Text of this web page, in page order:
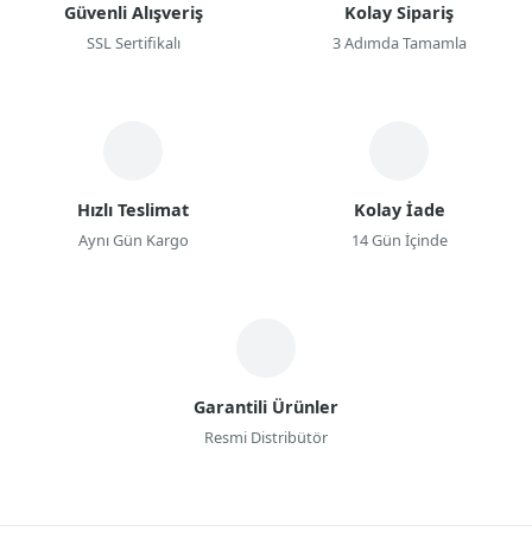
Güvenli Alışveriş
SSL Sertifikalı
Kolay Sipariş
3 Adımda Tamamla
Hızlı Teslimat
Aynı Gün Kargo
Kolay İade
14 Gün İçinde
Garantili Ürünler
Resmi Distribütör